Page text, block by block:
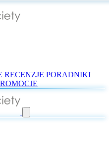
RECENZJE PORADNIKI